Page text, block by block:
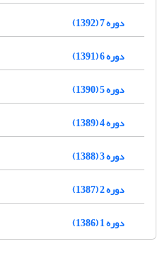
دوره 7 (1392)
دوره 6 (1391)
دوره 5 (1390)
دوره 4 (1389)
دوره 3 (1388)
دوره 2 (1387)
دوره 1 (1386)